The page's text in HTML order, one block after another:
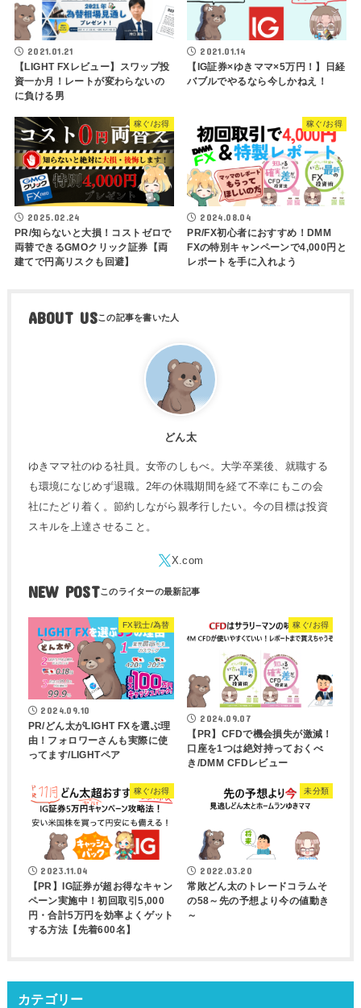
2021.01.21
【LIGHT FXレビュー】スワップ投
資一か月！レートが変わらないの
に負ける男
2021.01.14
【IG証券×ゆきママ×5万円！】日経
バブルでやるなら今しかねえ！
稼ぐ/お得
2025.02.24
PR/知らないと大損！コストゼロで
両替できるGMOクリック証券【両
建てで円高リスクも回避】
稼ぐ/お得
2024.08.04
PR/FX初心者におすすめ！DMM
FXの特別キャンペーンで4,000円と
レポートを手に入れよう
ABOUT US
どん太
ゆきママ社のゆる社員。女帝のしもべ。大学卒業後、就職する
も環境になじめず退職。2年の休職期間を経て不幸にもこの会
社にたどり着く。節約しながら親孝行したい。今の目標は投資
スキルを上達させること。
NEW POST
FX戦士/為替
2024.09.10
PR/どん太がLIGHT FXを選ぶ理
由！フォロワーさんも実際に使
ってます/LIGHTペア
稼ぐ/お得
2024.09.07
【PR】CFDで機会損失が激減！
口座を1つは絶対持っておくべ
き/DMM CFDレビュー
稼ぐ/お得
2023.11.04
【PR】IG証券が超お得なキャン
ペーン実施中！初回取引5,000
円・合計5万円を効率よくゲット
する方法【先着600名】
未分類
2022.03.20
常敗どん太のトレードコラムそ
の58～先の予想より今の値動き
～
カテゴリー